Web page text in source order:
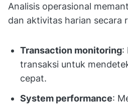
Analisis operasional
dan aktivitas harian secara
Transaction monitoring:
transaksi untuk
cepat.
System performance: